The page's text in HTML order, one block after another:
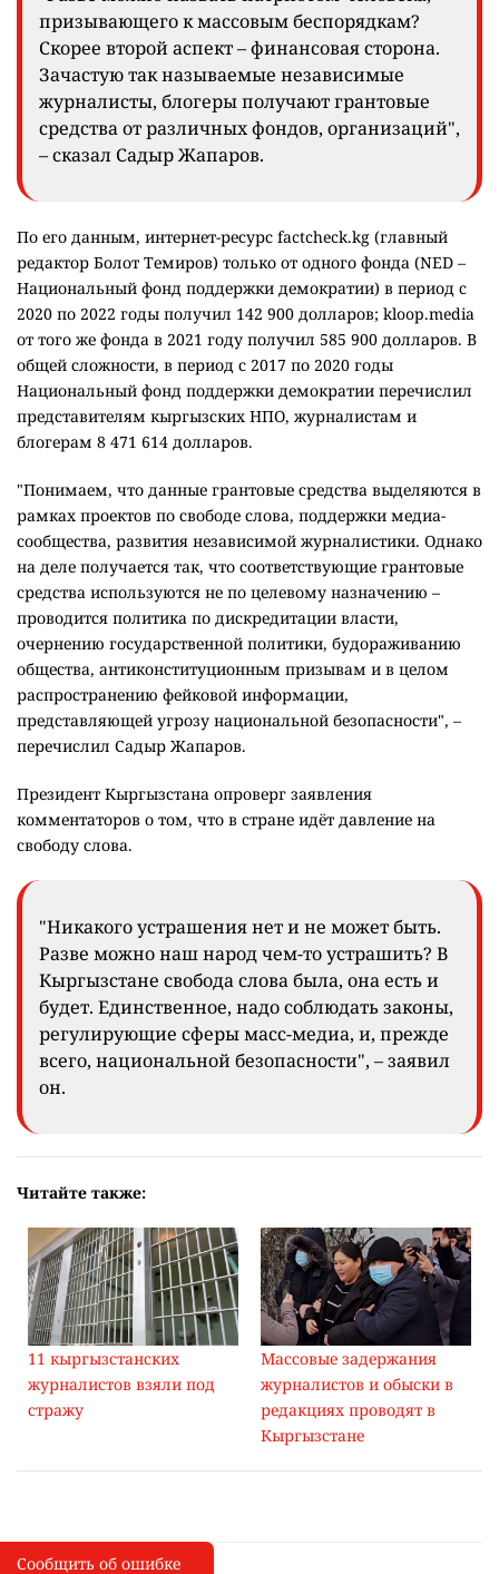
призывающего к массовым беспорядкам?
Скорее второй аспект – финансовая сторона.
Зачастую так называемые независимые
журналисты, блогеры получают грантовые
средства от различных фондов, организаций",
– сказал Садыр Жапаров.
По его данным, интернет-ресурс factcheck.kg (главный
редактор Болот Темиров) только от одного фонда (NED –
Национальный фонд поддержки демократии) в период с
2020 по 2022 годы получил 142 900 долларов; kloop.media
от того же фонда в 2021 году получил 585 900 долларов. В
общей сложности, в период с 2017 по 2020 годы
Национальный фонд поддержки демократии перечислил
представителям кыргызских НПО, журналистам и
блогерам 8 471 614 долларов.
"Понимаем, что данные грантовые средства выделяются в
рамках проектов по свободе слова, поддержки медиа-
сообщества, развития независимой журналистики. Однако
на деле получается так, что соответствующие грантовые
средства используются не по целевому назначению –
проводится политика по дискредитации власти,
очернению государственной политики, будораживанию
общества, антиконституционным призывам и в целом
распространению фейковой информации,
представляющей угрозу национальной безопасности", –
перечислил Садыр Жапаров.
Президент Кыргызстана опроверг заявления
комментаторов о том, что в стране идёт давление на
свободу слова.
"Никакого устрашения нет и не может быть.
Разве можно наш народ чем-то устрашить? В
Кыргызстане свобода слова была, она есть и
будет. Единственное, надо соблюдать законы,
регулирующие сферы масс-медиа, и, прежде
всего, национальной безопасности", – заявил
он.
Читайте также:
11 кыргызстанских
журналистов взяли под
стражу
Массовые задержания
журналистов и обыски в
редакциях проводят в
Кыргызстане
I
Сообщить об опечатке
Сообщить об ошибке